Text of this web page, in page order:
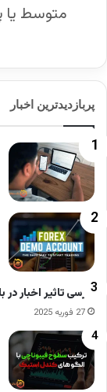
متوسط یا
پربازدیدترین اخبار
بررسی تاثیر اخبار در
27 فوریه 2025